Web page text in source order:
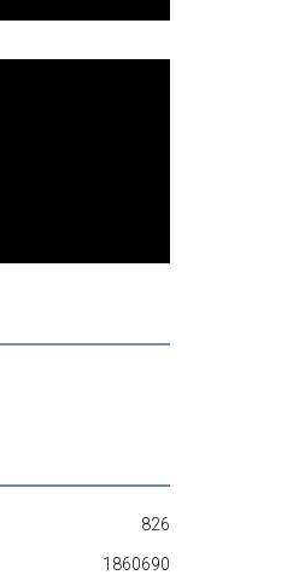
826
1860690